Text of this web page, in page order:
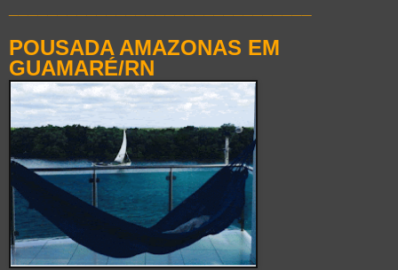
POUSADA AMAZONAS EM
GUAMARÉ/RN